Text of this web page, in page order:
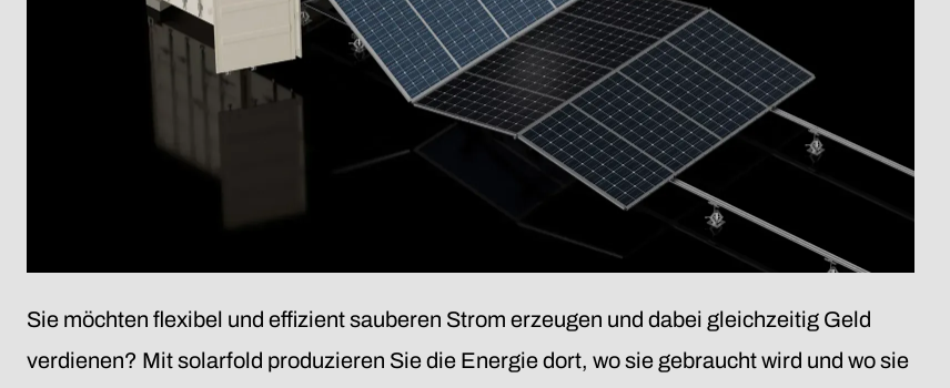
Sie möchten flexibel und effizient sauberen Strom erzeugen und dabei gleichzeitig Geld
verdienen? Mit solarfold produzieren Sie die Energie dort, wo sie gebraucht wird und wo sie